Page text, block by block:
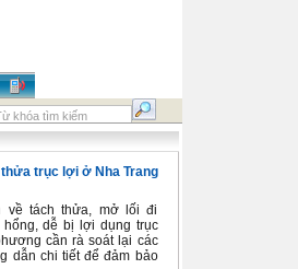
trục lợi ở Nha Trang
về tách thửa, mở lối đi
dễ bị lợi dụng trục
cần rà soát lại các
dẫn chi tiết để đảm bảo